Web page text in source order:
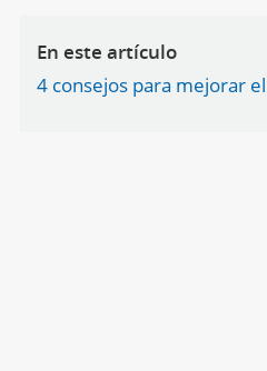
En este artículo
4 consejos para mejorar